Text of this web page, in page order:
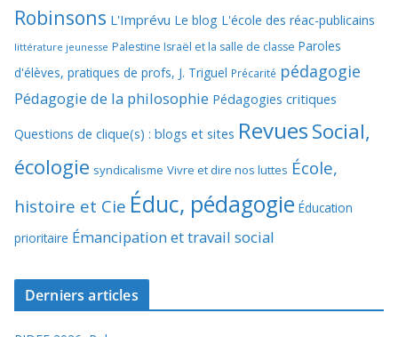
Robinsons L'Imprévu Le blog L'école des réac-publicains
littérature jeunesse Palestine Israël et la salle de classe Paroles
d'élèves, pratiques de profs, J. Triguel Précarité pédagogie
Pédagogie de la philosophie Pédagogies critiques
Questions de clique(s) : blogs et sites RevuesSocial,
écologie syndicalisme Vivre et dire nos luttes École,
histoire et Cie Éduc, pédagogie Éducation
prioritaire Émancipation et travail social
Derniers articles